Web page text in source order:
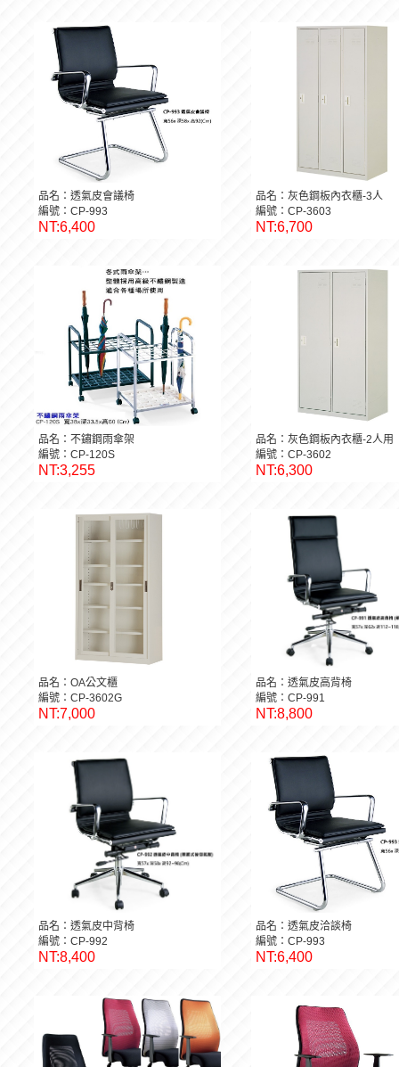
品名：透氣皮會議椅
編號：CP-993
NT:6,400
品名：灰色鋼板內衣櫃-3人
編號：CP-3603
NT:6,700
品名：不鏽鋼雨傘架
編號：CP-120S
NT:3,255
品名：灰色鋼板內衣櫃-2人用
編號：CP-3602
NT:6,300
品名：OA公文櫃
編號：CP-3602G
NT:7,000
品名：透氣皮高背椅
編號：CP-991
NT:8,800
品名：透氣皮中背椅
編號：CP-992
NT:8,400
品名：透氣皮洽談椅
編號：CP-993
NT:6,400